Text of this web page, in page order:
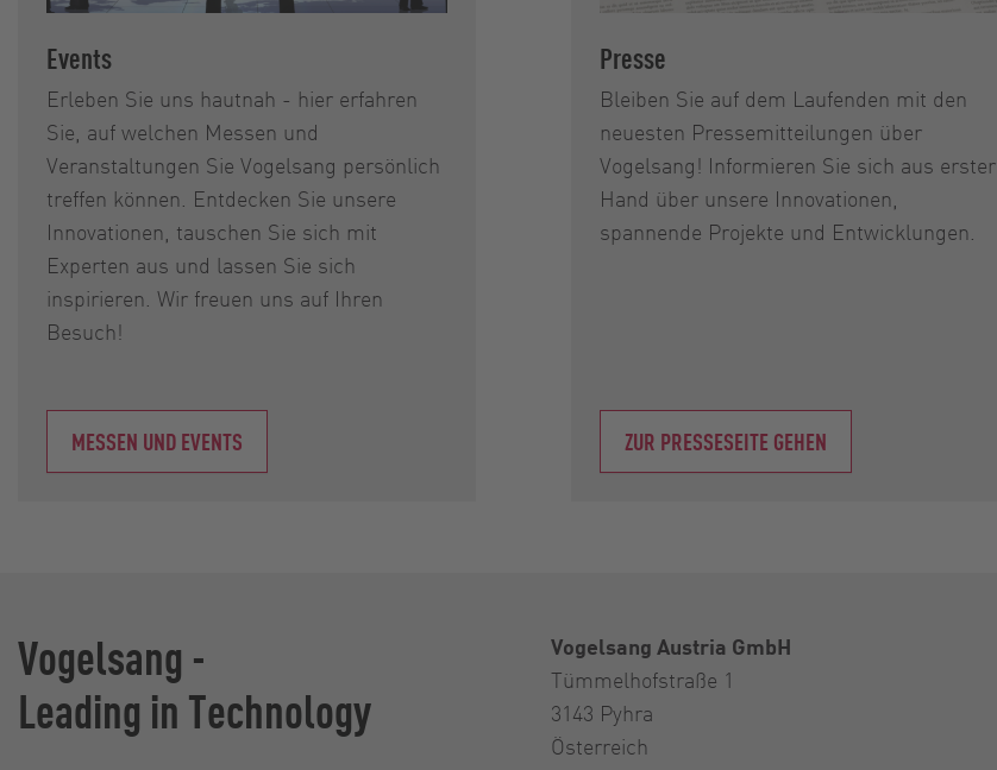
Events
Erleben Sie uns hautnah - hier erfahren
Sie, auf welchen Messen und
Veranstaltungen Sie Vogelsang persönlich
treffen können. Entdecken Sie unsere
Innovationen, tauschen Sie sich mit
Experten aus und lassen Sie sich
inspirieren. Wir freuen uns auf Ihren
Besuch!
MESSEN UND EVENTS
Presse
Bleiben Sie auf dem Laufenden mit den
neuesten Pressemitteilungen über
Vogelsang! Informieren Sie sich aus erster
Hand über unsere Innovationen,
spannende Projekte und Entwicklungen.
ZUR PRESSESEITE GEHEN
Vogelsang -
Leading in Technology
Vogelsang Austria GmbH
Tümmelhofstraße 1
3143 Pyhra
Österreich